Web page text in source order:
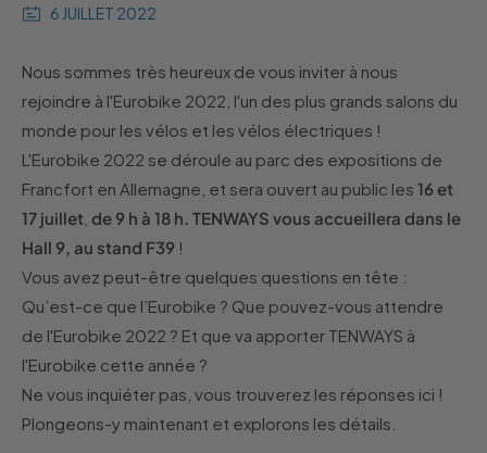
6 JUILLET 2022
Nous sommes très heureux de vous inviter à nous
rejoindre à l'Eurobike 2022, l'un des plus grands salons du
monde pour les vélos et les vélos électriques !
L'Eurobike 2022 se déroule au parc des expositions de
Francfort en Allemagne, et sera ouvert au public les 16 et
17 juillet de 9 h à 18 h. TENWAYS vous accueillera dans le
Hall 9, au stand F39 !
Vous avez peut-être quelques questions en tête :
Qu’est-ce que l’Eurobike ? Que pouvez-vous attendre
de l'Eurobike 2022 ? Et que va apporter TENWAYS à
l'Eurobike cette année ?
Ne vous inquiéter pas, vous trouverez les réponses ici !
Plongeons-y maintenant et explorons les détails.